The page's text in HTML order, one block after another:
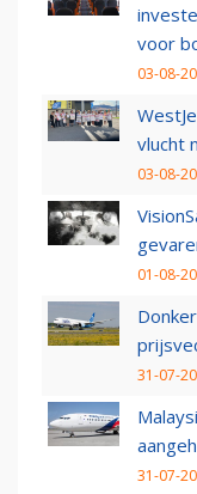
voor
03-08-
vlucht
03-08-
01-08-
31-07-
31-07-